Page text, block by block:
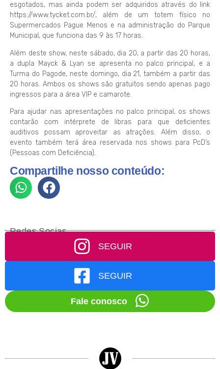
esgotados, mas ainda podem ser adquiridos através do link
https://www.tycket.com.br/, além de um totem físico no
Supermercados Pague Menos e na administração do Parque
Municipal, que funciona das 9 às 17 horas.
Além deste show, neste sábado, dia 20, a partir das 20 horas,
a dupla Mayck & Lyan se apresenta no palco principal, e a
Turma do Pagode, neste domingo, dia 21, também a partir das
20 horas. Ambos os shows são gratuitos sendo apenas pago
ingressos para a área VIP e camarote.
Para ajudar nas apresentações no palco principal, os shows
contarão com intérprete de libras para que deficientes
auditivos possam aproveitar as atrações. Além disso, o
evento também terá área reservada nos shows para PcD’s
(Pessoas com Deficiência).
Compartilhe nosso conteúdo:
Redes Socias
SEGUIR
SEGUIR
Fale conosco